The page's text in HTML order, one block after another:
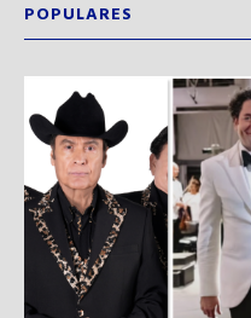
POPULARES